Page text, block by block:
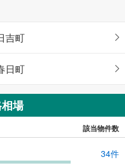
吉町
日町
場
該当物件数
34件